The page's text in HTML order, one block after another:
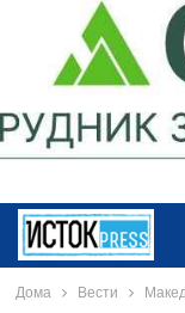
Дома Вести